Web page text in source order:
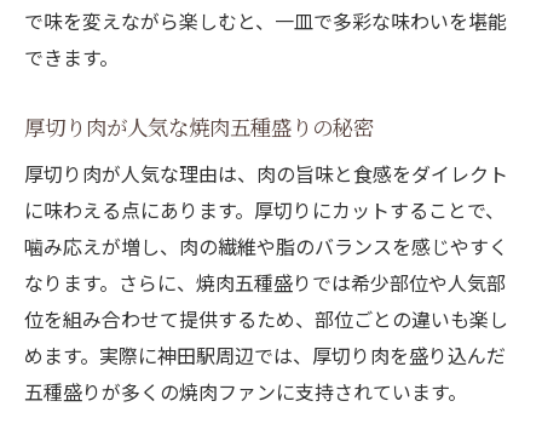
で味を変えながら楽しむと、一皿で多彩な味わいを堪能
できます。
厚切り肉が人気な焼肉五種盛りの秘密
厚切り肉が人気な理由は、肉の旨味と食感をダイレクト
に味わえる点にあります。厚切りにカットすることで、
噛み応えが増し、肉の繊維や脂のバランスを感じやすく
なります。さらに、焼肉五種盛りでは希少部位や人気部
位を組み合わせて提供するため、部位ごとの違いも楽し
めます。実際に神田駅周辺では、厚切り肉を盛り込んだ
五種盛りが多くの焼肉ファンに支持されています。